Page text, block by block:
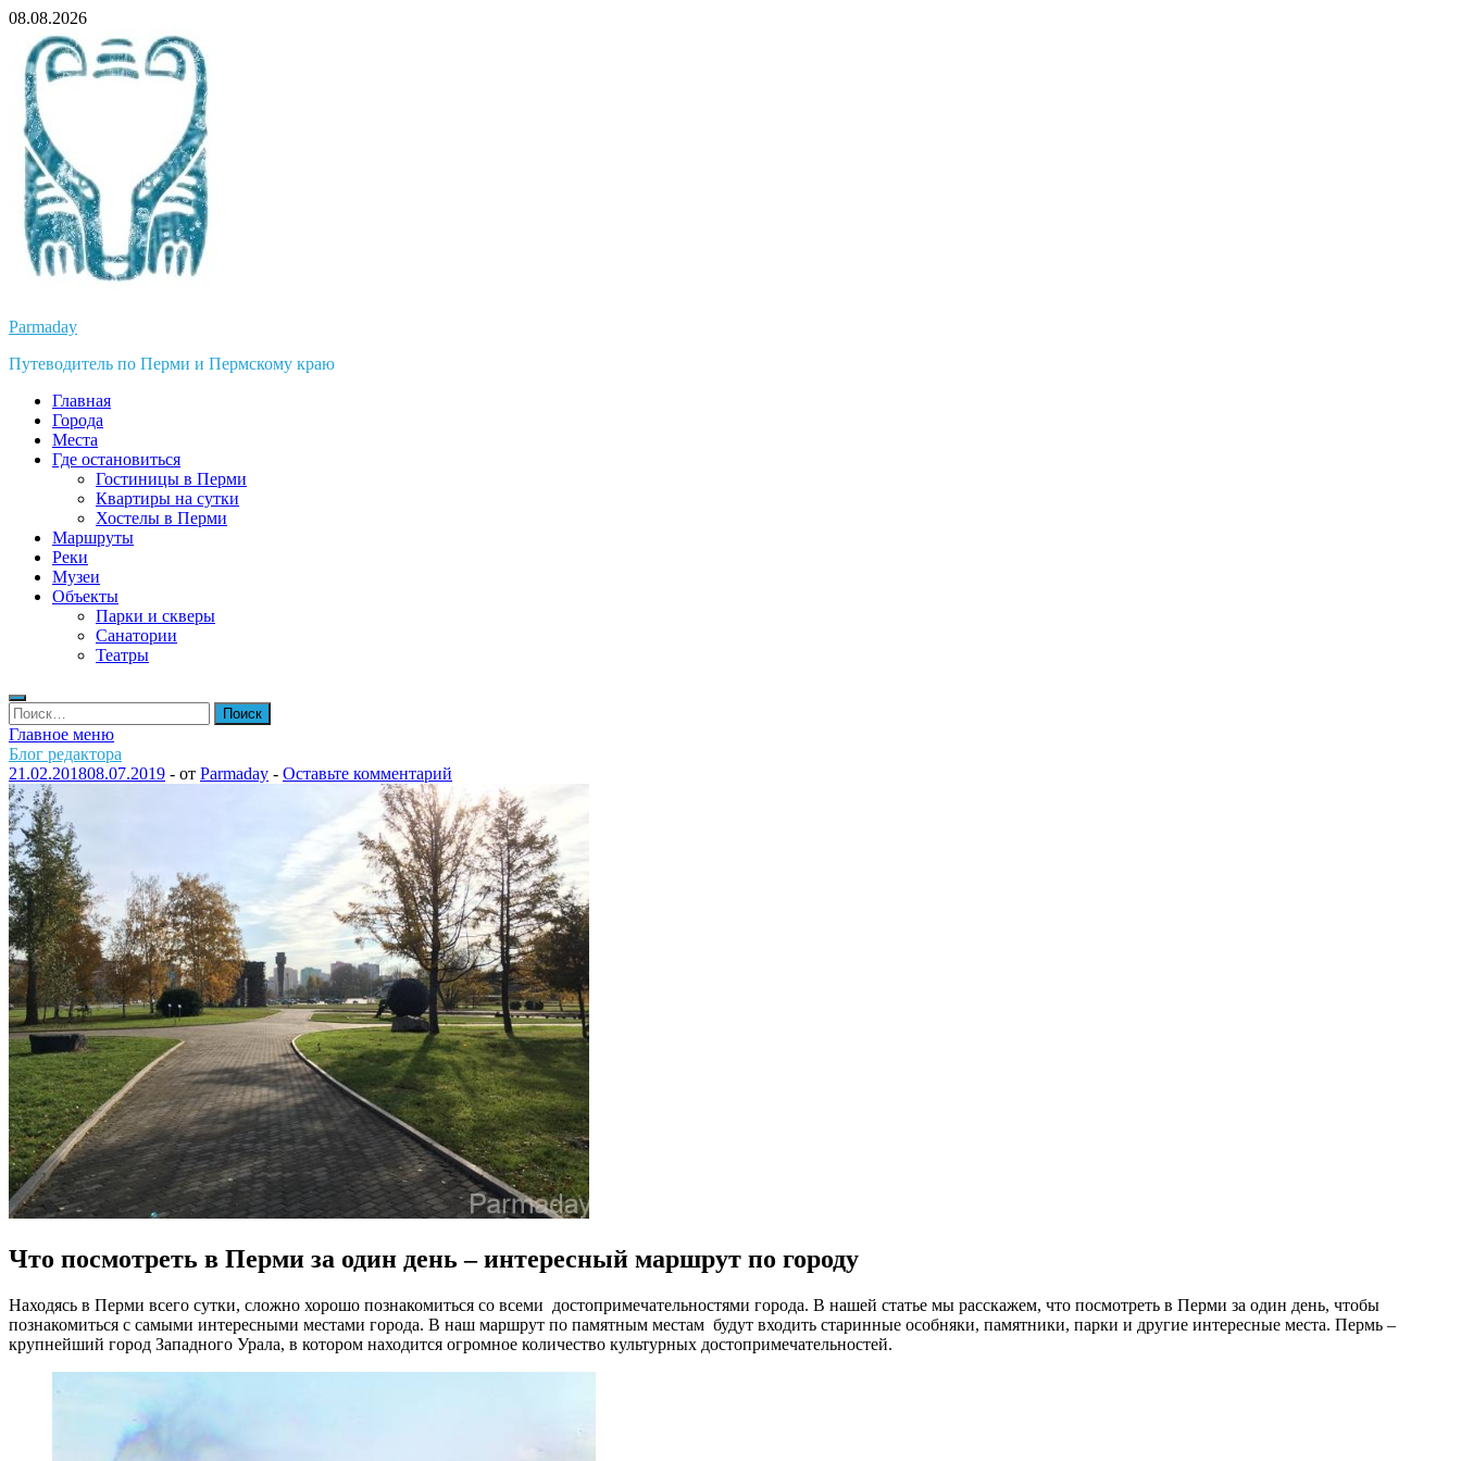
Перейти
содержимому
08.08.2026
Parmaday
Путеводитель по Перми и Пермскому краю
Главная
Города
Места
Где остановиться
Гостиницы в Перми
Квартиры на сутки
Хостелы в Перми
Маршруты
Реки
Музеи
Объекты
Парки и скверы
Санатории
Театры
Найти:
Главное меню
Блог редактора
21.02.201808.07.2019 - от Parmaday - Оставьте комментарий
Что посмотреть в Перми за один день – интересный маршрут по городу
Находясь в Перми всего сутки, сложно хорошо познакомиться со всеми достопримечательностями города. В нашей статье мы расскажем, что посмотреть в Перми за один день, чтобы
познакомиться с самыми интересными местами города. В наш маршрут по памятным местам будут входить старинные особняки, памятники, парки и другие интересные места. Пермь –
крупнейший город Западного Урала, в котором находится огромное количество культурных достопримечательностей.